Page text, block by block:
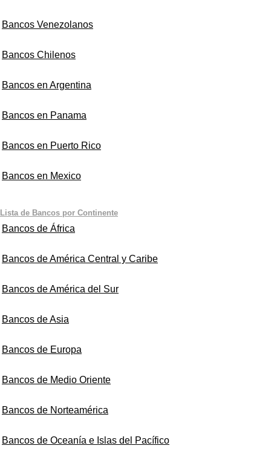
Bancos Venezolanos
Bancos Chilenos
Bancos en Argentina
Bancos en Panama
Bancos en Puerto Rico
Bancos en Mexico
Lista de Bancos por Continente
Bancos de África
Bancos de América Central y Caribe
Bancos de América del Sur
Bancos de Asia
Bancos de Europa
Bancos de Medio Oriente
Bancos de Norteamérica
Bancos de Oceanía e Islas del Pacífico